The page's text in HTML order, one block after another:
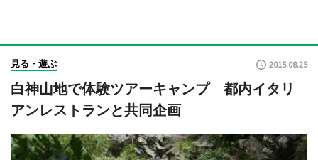
見る・遊ぶ 2015.08.25
白神山地で体験ツアーキャンプ 都内イタリ
アンレストランと共同企画